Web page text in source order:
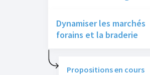
Dynamiser les marchés
forains et la braderie
Propositions en cours